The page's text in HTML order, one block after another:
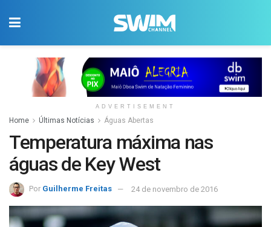
ADVERTISEMENT
Home Últimas Notícias Águas Abertas
Temperatura máxima nas
águas de Key West
Por Guilherme Freitas 24 de novembro de 2016